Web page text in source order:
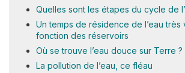
Quelles sont les étapes du cycle de
Un temps de résidence de l’eau très
fonction des réservoirs
Où se trouve l’eau douce sur Terre ?
La pollution de l’eau, ce fléau